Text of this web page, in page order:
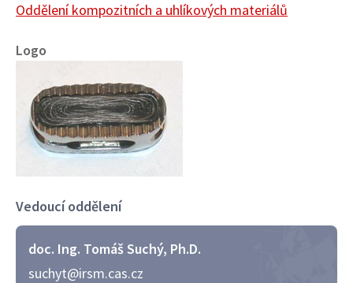
Oddělení kompozitních a uhlíkových materiálů
Logo
Vedoucí oddělení
doc. Ing. Tomáš Suchý, Ph.D.
suchyt@irsm.cas.cz